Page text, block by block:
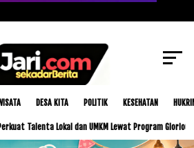
DESA KITA POLITIK KESEHATAN
Lokal dan UMKM Lewat Program Glorious Golo Mori